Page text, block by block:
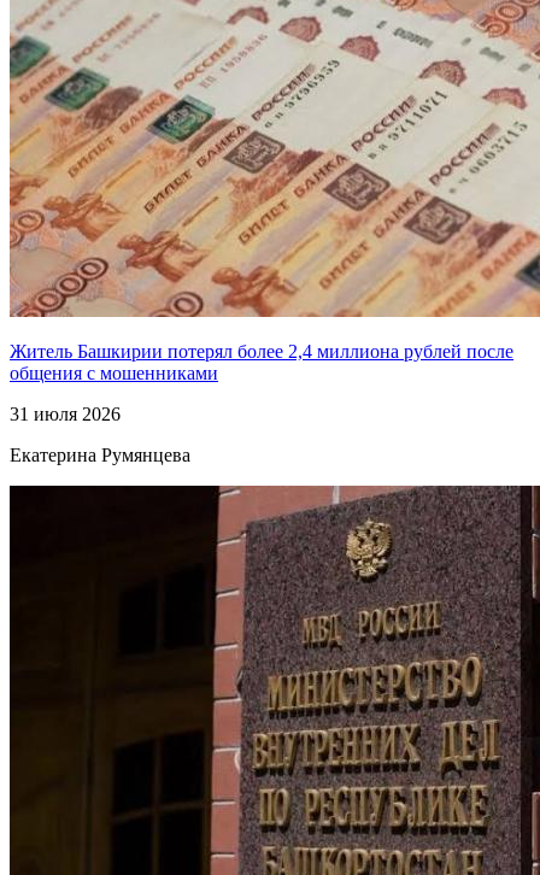
Житель Башкирии потерял более 2,4 миллиона рублей после
общения с мошенниками
31 июля 2026
Екатерина Румянцева